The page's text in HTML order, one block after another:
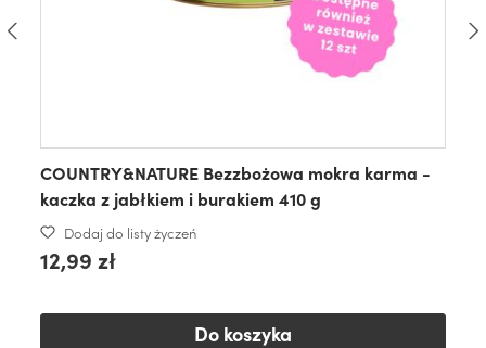
COUNTRY&NATURE Bezzbożowa mokra karma -
kaczka z jabłkiem i burakiem 410 g
Dodaj do listy życzeń
12,99 zł
Do koszyka